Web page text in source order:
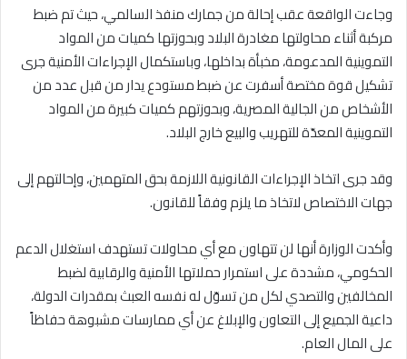
وجاءت الواقعة عقب إحالة من جمارك منفذ السالمي، حيث تم ضبط
مركبة أثناء محاولتها مغادرة البلاد وبحوزتها كميات من المواد
التموينية المدعومة، مخبأة بداخلها، وباستكمال الإجراءات الأمنية جرى
تشكيل قوة مختصة أسفرت عن ضبط مستودع يدار من قبل عدد من
الأشخاص من الجالية المصرية، وبحوزتهم كميات كبيرة من المواد
التموينية المعدّة للتهريب والبيع خارج البلاد.
وقد جرى اتخاذ الإجراءات القانونية اللازمة بحق المتهمين، وإحالتهم إلى
جهات الاختصاص لاتخاذ ما يلزم وفقاً للقانون.
وأكدت الوزارة أنها لن تتهاون مع أي محاولات تستهدف استغلال الدعم
الحكومي، مشددة على استمرار حملاتها الأمنية والرقابية لضبط
المخالفين والتصدي لكل من تسوّل له نفسه العبث بمقدرات الدولة،
داعية الجميع إلى التعاون والإبلاغ عن أي ممارسات مشبوهة حفاظاً
على المال العام.